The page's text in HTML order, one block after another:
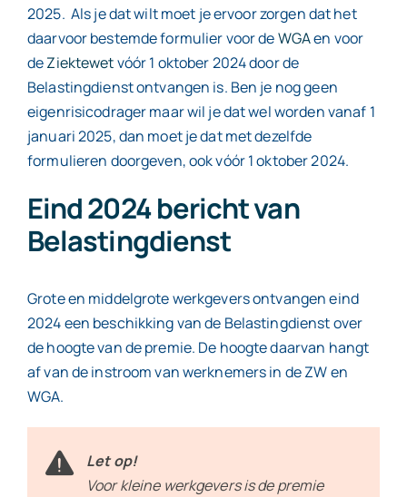
2025. Als je dat wilt moet je ervoor zorgen dat het
daarvoor bestemde formulier voor deWGAen voor
deZiektewetvóór 1 oktober 2024 door de
Belastingdienst ontvangen is. Ben je nog geen
eigenrisicodrager maar wil je dat wel worden vanaf 1
januari 2025, dan moet je dat met dezelfde
formulieren doorgeven, ook vóór 1 oktober 2024.
Eind 2024 bericht van
Belastingdienst
Grote en middelgrote werkgevers ontvangen eind
2024 een beschikking van de Belastingdienst over
de hoogte van de premie. De hoogte daarvan hangt
af van de instroom van werknemers in de ZW en
WGA.
Let op!
Voor kleine werkgevers is de premie